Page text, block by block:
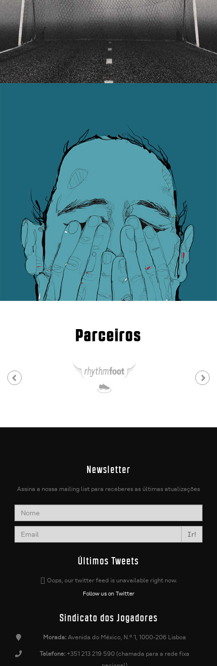
Parceiros
Newsletter
Assina a nossa mailing list para receberes as últimas atualizações
Ir!
Últimos Tweets
Oops, our twitter feed is unavailable right now.
Follow us on Twitter
Sindicato dos Jogadores
Morada:Avenida do México, N.º 1, 1000-206 Lisboa
Telefone:+351 213 219 590 (chamada para a rede fixa